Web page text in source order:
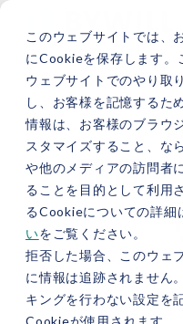
このウェブサイトでは、
にCookieを保存します。
ウェブサイトでのやり取
し、お客様を記憶するた
情報は、お客様のブラウ
スタマイズすること、な
や他のメディアの訪問者
ることを目的として利用
るCookieについての詳細
いをご覧ください。
拒否した場合、このウェ
に情報は追跡されません
キングを行わない設定を
Cookieが使用されます。
顧問